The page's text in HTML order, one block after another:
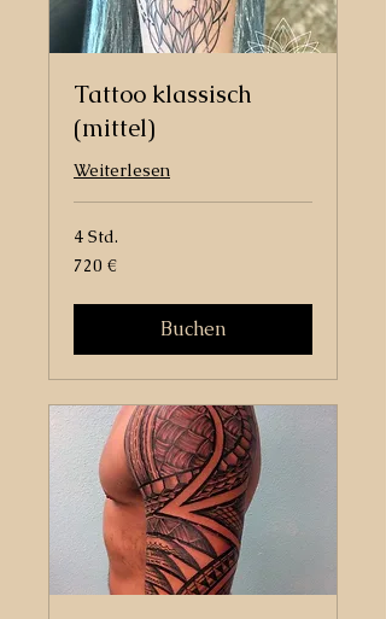
Tattoo klassisch
(mittel)
Weiterlesen
4 Std.
720
Euro
720 €
Buchen